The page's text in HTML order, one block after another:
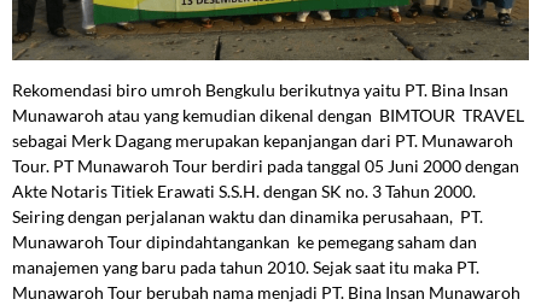
Rekomendasi biro umroh Bengkulu berikutnya yaitu PT. Bina Insan
Munawaroh atau yang kemudian dikenal dengan BIMTOUR TRAVEL
sebagai Merk Dagang merupakan kepanjangan dari PT. Munawaroh
Tour. PT Munawaroh Tour berdiri pada tanggal 05 Juni 2000 dengan
Akte Notaris Titiek Erawati S.S.H. dengan SK no. 3 Tahun 2000.
Seiring dengan perjalanan waktu dan dinamika perusahaan, PT.
Munawaroh Tour dipindahtangankan ke pemegang saham dan
manajemen yang baru pada tahun 2010. Sejak saat itu maka PT.
Munawaroh Tour berubah nama menjadi PT. Bina Insan Munawaroh